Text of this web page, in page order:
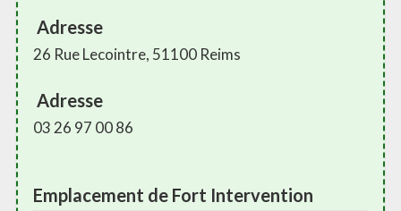
Adresse
26 Rue Lecointre, 51100 Reims
Adresse
03 26 97 00 86
Emplacement de Fort Intervention